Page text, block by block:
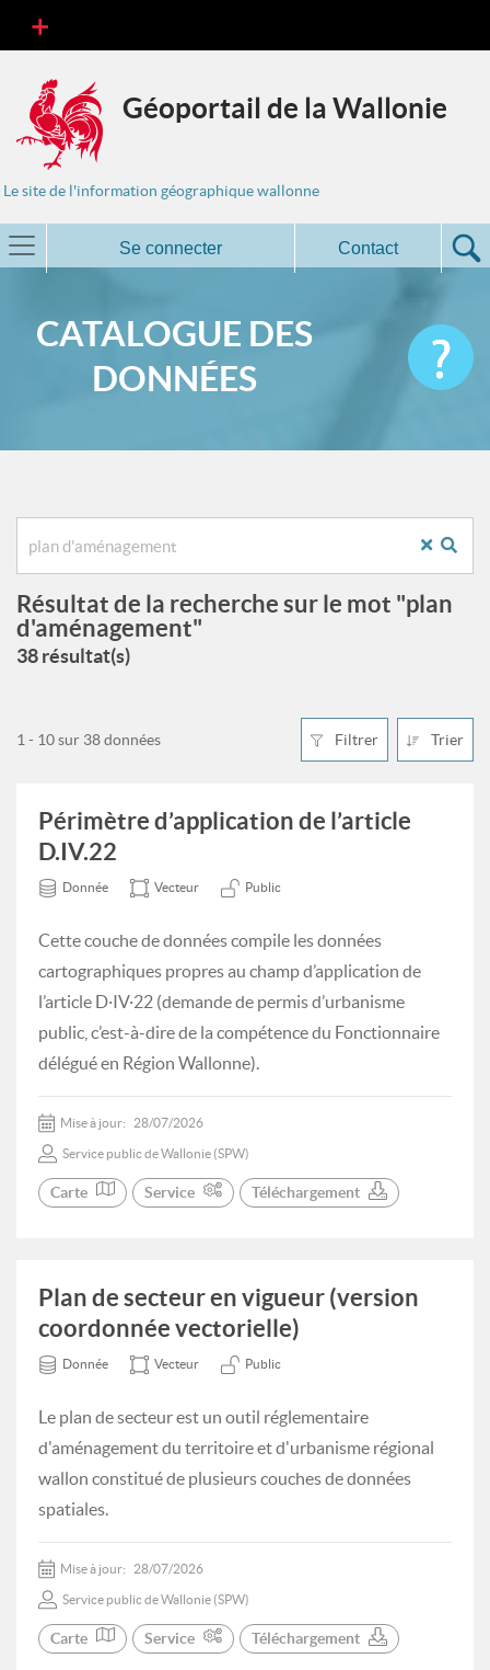
Géoportail de la Wallonie
Le site de l'information géographique wallonne
Se connecter Contact
CATALOGUE DES
DONNÉES
Résultat de la recherche sur le mot "plan
d'aménagement"
38 résultat(s)
Filtrer Trier
1 - 10 sur 38 données
Périmètre d’application de l’article
D.IV.22
Donnée Vecteur Public
Cette couche de données compile les données
cartographiques propres au champ d’application de
l’article D·IV·22 (demande de permis d’urbanisme
public, c’est-à-dire de la compétence du Fonctionnaire
délégué en Région Wallonne).
Mise à jour: 28/07/2026
Service public de Wallonie (SPW)
Carte Service Téléchargement
Plan de secteur en vigueur (version
coordonnée vectorielle)
Donnée Vecteur Public
Le plan de secteur est un outil réglementaire
d'aménagement du territoire et d'urbanisme régional
wallon constitué de plusieurs couches de données
spatiales.
Mise à jour: 28/07/2026
Service public de Wallonie (SPW)
Carte Service Téléchargement